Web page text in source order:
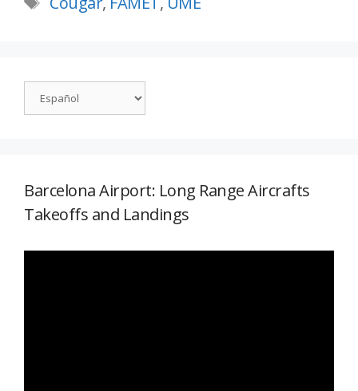
Barcelona Airport: Long Range Aircrafts
Takeoffs and Landings